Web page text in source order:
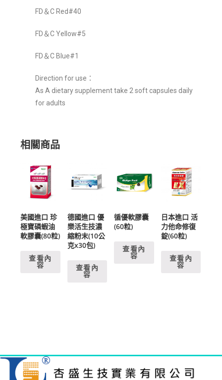
FD＆C Red#40
FD＆C Yellow#5
FD＆C Blue#1
Direction for use：
As A dietary supplement take 2 soft capsules daily
for adults
相關商品
美國進口 珍
極寶磷蝦油
軟膠囊(80粒)
查看內
容
德國進口 優
樂活生技濃
縮粉末(10公
克x30包)
查看內
容
循優軟膠囊
(60粒)
查看內
容
日本進口 活
力他命修復
錠(60粒)
查看內
容